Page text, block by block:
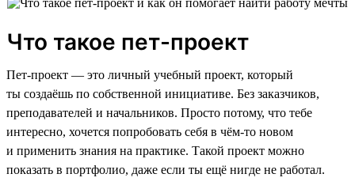
Что такое пет-проект
Пет-проект — это личный учебный проект, который
ты создаёшь по собственной инициативе. Без заказчиков,
преподавателей и начальников. Просто потому, что тебе
интересно, хочется попробовать себя в чём-то новом
и применить знания на практике. Такой проект можно
показать в портфолио, даже если ты ещё нигде не работал.